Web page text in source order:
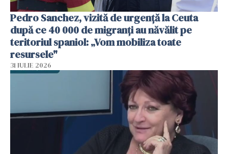
Pedro Sanchez, vizită de urgență la Ceuta
după ce 40 000 de migranți au năvălit pe
teritoriul spaniol: „Vom mobiliza toate
resursele"
31 IULIE 2026